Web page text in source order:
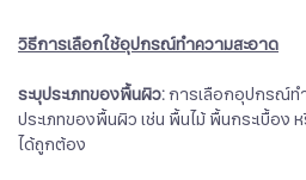
วิธีการเลือกใช้อุปกรณ์ทำความสะอาด
ระบุประเภทของพื้นผิว:การเลือกอุปกรณ์ท
ประเภทของพื้นผิว เช่น พื้นไม้ พื้นกระเบื้อ
ได้ถูกต้อง